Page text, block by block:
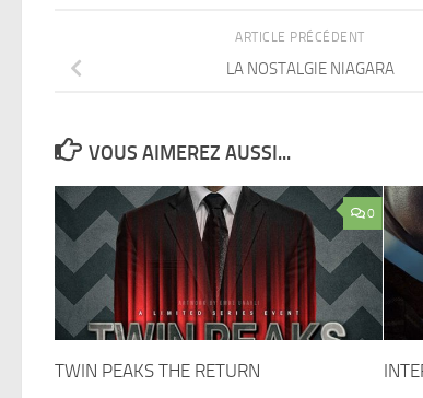
ARTICLE PRÉCÉDENT
LA NOSTALGIE NIAGARA
VOUS AIMEREZ AUSSI...
0
TWIN PEAKS THE RETURN